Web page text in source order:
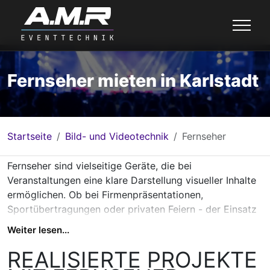
Fernseher mieten in Karlstadt
Startseite Bild- und Videotechnik Fernseher
Fernseher sind vielseitige Geräte, die bei
Veranstaltungen eine klare Darstellung visueller Inhalte
ermöglichen. Ob bei Firmenpräsentationen,
Sportübertragungen oder privaten Feiern - der Einsatz
von gemieteten Bildschirmen erleichtert die
Die Bildschirme können als einzelne Anzeigen dienen
oder in Kombination als digitale Infopoints genutzt
Weiter lesen...
REALISIERTE PROJEKTE